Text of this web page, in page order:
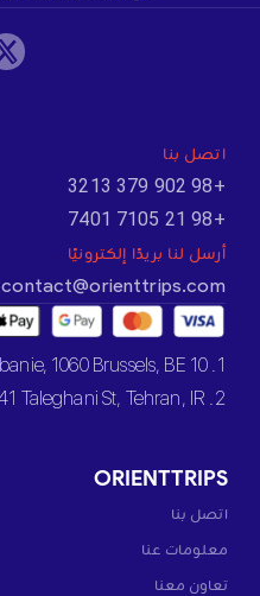
اتصل بنا
+98 902 379 3213
+98 21 7105 7401
أرسل لنا بريدًا إلكترونيًا
contact@orienttrips.com
1. 10 Rue d’Albanie, 1060 Brussels, BE
2. L2, 141 Taleghani St, Tehran, IR
ORIENTTRIPS
اتصل بنا
معلومات عنا
تعاون معنا